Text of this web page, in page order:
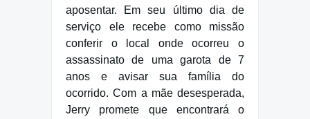
aposentar. Em seu último dia de
serviço ele recebe como missão
conferir o local onde ocorreu o
assassinato de uma garota de 7
anos e avisar sua família do
ocorrido. Com a mãe desesperada,
Jerry promete que encontrará o